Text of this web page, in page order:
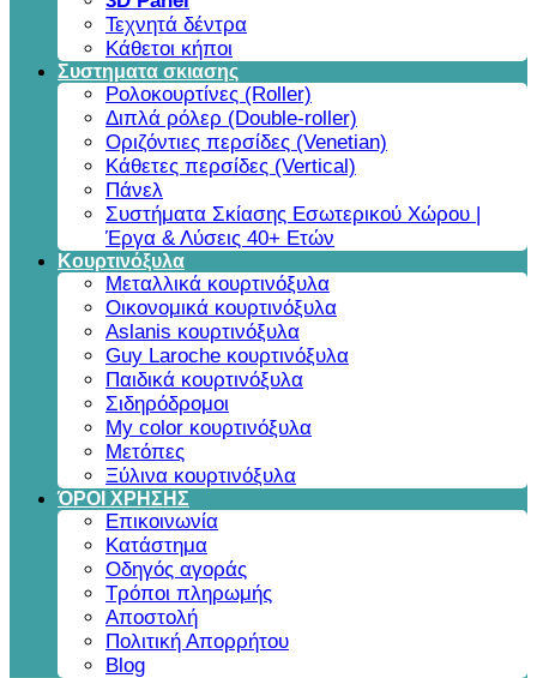
Τεχνητά δέντρα
Κάθετοι κήποι
Συστηματα σκιασης
Ρολοκουρτίνες (Roller)
Διπλά ρόλερ (Double-roller)
Οριζόντιες περσίδες (Venetian)
Κάθετες περσίδες (Vertical)
Πάνελ
Συστήματα Σκίασης Εσωτερικού Χώρου |
Έργα & Λύσεις 40+ Ετών
Κουρτινόξυλα
Μεταλλικά κουρτινόξυλα
Οικονομικά κουρτινόξυλα
Aslanis κουρτινόξυλα
Guy Laroche κουρτινόξυλα
Παιδικά κουρτινόξυλα
Σιδηρόδρομοι
My color κουρτινόξυλα
Μετόπες
Ξύλινα κουρτινόξυλα
ΌΡΟΙ ΧΡΗΣΗΣ
Επικοινωνία
Κατάστημα
Οδηγός αγοράς
Τρόποι πληρωμής
Αποστολή
Πολιτική Απορρήτου
Blog